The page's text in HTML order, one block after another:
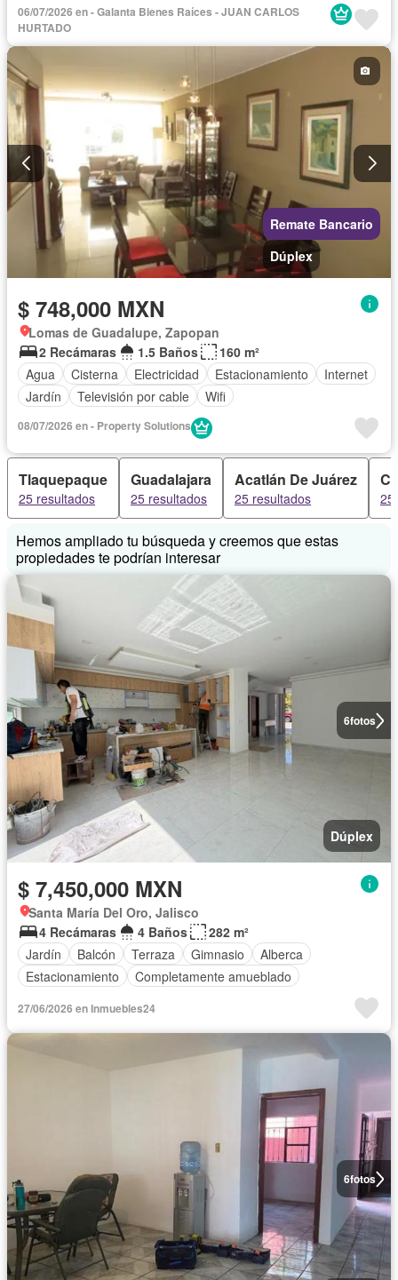
06/07/2026 en - Galanta Bienes Raíces - JUAN CARLOS
HURTADO
Remate Bancario
Dúplex
$ 748,000 MXN
Lomas de Guadalupe, Zapopan
2 Recámaras
1.5 Baños
160 m²
Agua
Cisterna Electricidad Estacionamiento
Internet
Jardín
Televisión por cable Wifi
08/07/2026 en - Property Solutions
Tlaquepaque
25 resultados
Guadalajara
25 resultados
Acatlán De Juárez
25 resultados 25
Hemos ampliado tu búsqueda y creemos que estas
propiedades te podrían interesar
6fotos
Dúplex
$ 7,450,000 MXN
Santa María Del Oro, Jalisco
4 Recámaras
4 Baños
282 m²
Jardín
Balcón Terraza Gimnasio
Alberca
Estacionamiento
Completamente amueblado
27/06/2026 en Inmuebles24
6fotos